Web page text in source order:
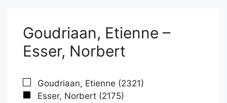
Goudriaan, Etienne –
Esser, Norbert
Goudriaan, Etienne (2321)
Esser, Norbert (2175)